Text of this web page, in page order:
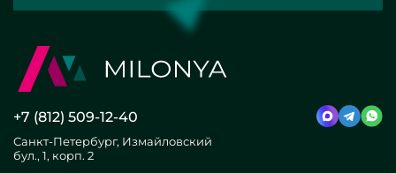
+7 (812) 509-12-40
Санкт-Петербург, Измайловский
бул., 1, корп. 2